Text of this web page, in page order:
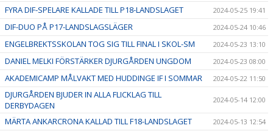
FYRA DIF-SPELARE KALLADE TILL P18-LANDSLAGET 2024-05-25 19:41
DIF-DUO PÅ P17-LANDSLAGSLÄGER 2024-05-24 10:46
ENGELBREKTSSKOLAN TOG SIG TILL FINAL I SKOL-SM 2024-05-23 13:10
DANIEL MELKI FÖRSTÄRKER DJURGÅRDEN UNGDOM 2024-05-23 08:00
AKADEMICAMP MÅLVAKT MED HUDDINGE IF I SOMMAR 2024-05-22 11:50
DJURGÅRDEN BJUDER IN ALLA FLICKLAG TILL
DERBYDAGEN
2024-05-14 12:00
MÄRTA ANKARCRONA KALLAD TILL F18-LANDSLAGET 2024-05-13 12:54